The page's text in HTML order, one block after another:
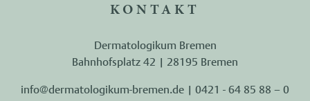
KONTAKT
Dermatologikum Bremen
Bahnhofsplatz 42 | 28195 Bremen
info@dermatologikum-bremen.de | 0421 - 64 85 88 – 0